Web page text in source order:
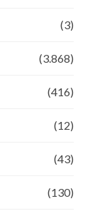
(3)
(3.868)
(416)
(12)
(43)
(130)